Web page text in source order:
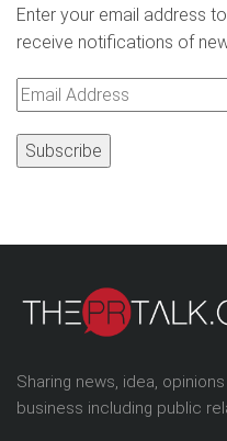
Enter your email address
receive notifications of
Email
Sharing news, idea,
business including public